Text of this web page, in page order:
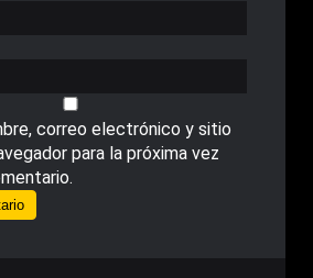
correo electrónico y sitio
para la próxima vez